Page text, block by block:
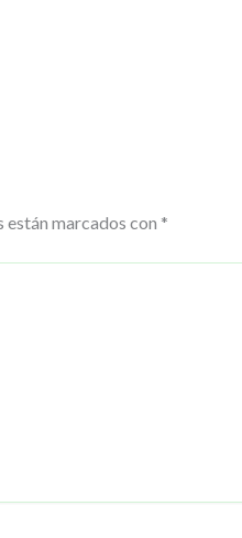
marcados con *